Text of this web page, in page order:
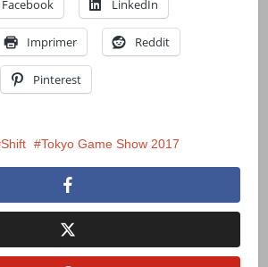
Facebook LinkedIn
Imprimer Reddit
Pinterest
Shift Tokyo Game Show 2017